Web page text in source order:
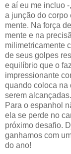
e aí eu me incluo
a junção do corpo
mente. Na força
mente e na
milimetricamente
de seus golpes
equilíbrio que o
impressionante
quando coloca na
serem
Para o espanhol
ela se perde no
próximo desafio.
ganhamos com
do ano!